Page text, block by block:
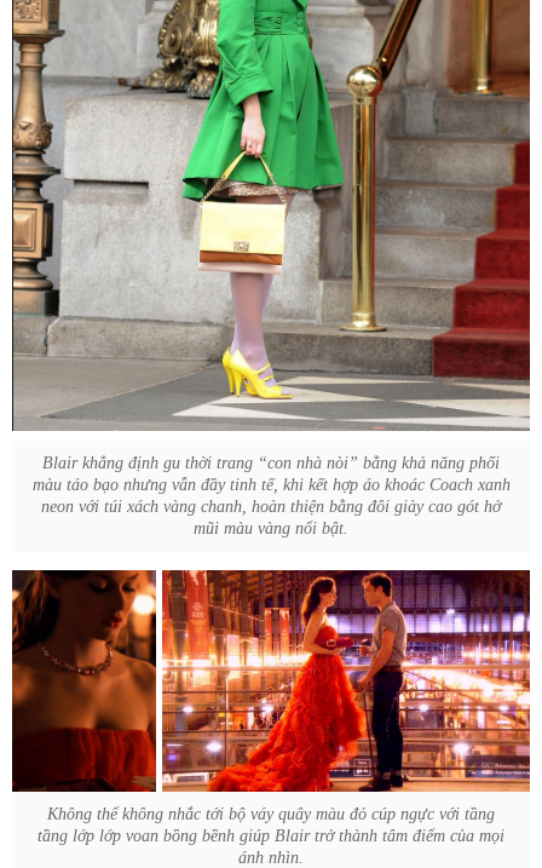
Blair khẳng định gu thời trang “con nhà nòi” bằng khả năng phối
màu táo bạo nhưng vẫn đầy tinh tế, khi kết hợp áo khoác Coach xanh
neon với túi xách vàng chanh, hoàn thiện bằng đôi giày cao gót hở
mũi màu vàng nổi bật.
Không thể không nhắc tới bộ váy quây màu đỏ cúp ngực với tầng
tầng lớp lớp voan bồng bềnh giúp Blair trở thành tâm điểm của mọi
ánh nhìn.